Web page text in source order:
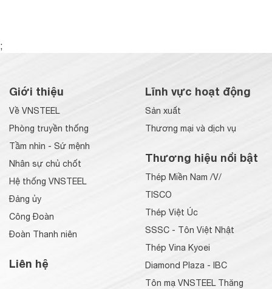
;
Giới thiệu
Về VNSTEEL
Phòng truyền thống
Tầm nhìn - Sứ mệnh
Nhân sự chủ chốt
Hệ thống VNSTEEL
Đảng ủy
Công Đoàn
Đoàn Thanh niên
Liên hệ
Lĩnh vực hoạt động
Sản xuất
Thương mại và dịch vụ
Thương hiệu nổi bật
Thép Miền Nam /V/
TISCO
Thép Việt Úc
SSSC - Tôn Việt Nhật
Thép Vina Kyoei
Diamond Plaza - IBC
Tôn mạ VNSTEEL Thăng